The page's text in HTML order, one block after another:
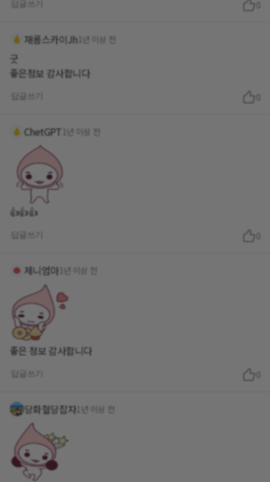
재롬스카이Jh1년 이상 전
굿
좋은정보 감사합니다
ChetGPT 1년 이상 전
👍👍👍
제니엄마1년 이상 전
좋은 정보 감사합니다
당화혈당잡자1년 이상 전